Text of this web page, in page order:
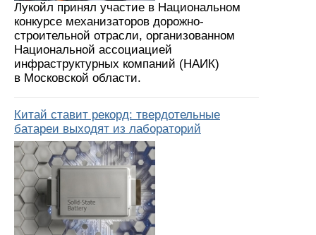
Лукойл принял участие в Национальном
конкурсе механизаторов дорожно-
строительной отрасли, организованном
Национальной ассоциацией
инфраструктурных компаний (НАИК)
в Московской области.
Китай ставит рекорд: твердотельные
батареи выходят из лабораторий